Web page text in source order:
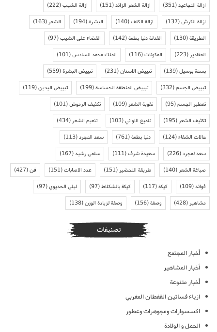
ازالة التجاعيد(351) ازالة الشعر الزائد(151) ازالة الشيب(222)
ازالة الكرش(137) ازالة الكلف(140) البشرة(194) الشعر(163)
الطريقة(130) الفنانة دنيا بطمة(142) القضاء على الشيب(97)
المقادير(223) المكونات(116) الملك محمد السادس(101)
بسمة بوسيل(139) تبييض الاسنان(231) تبييض البشرة(559)
تبييض الجسم(332) تبييض المنطقة الحساسة(199) تبييض اليدين(119)
تعطير الجسم(95) تقوية الشعر(109) تكثيف الرموش(101)
تكثيف الشعر(195) تلميع الاواني(103) تنعيم الشعر(434)
حالات الشفاء(124) دنيا بطمة(761) سعد المجرد(113)
سعد لمجرد(226) سعيدة شرف(111) سلمى رشيد(167)
صباغة الشعر(140) طريقة التحضير(151) عدد الاصابات(151) فن(427)
فوائد(109) كيكة(117) كيكة بالشكلاط(97) ليلى الحديوي(97)
مشاهير(428) وصفة(156) وصفة لزيادة الوزن(138)
تصنيفات
أخبار المجتمع
أخبار المشاهير
أخبار متنوعة
ازياء فساتين القفطان المغربي
اكسسوارات ومجوهرات وعطور
الحمل و الولادة